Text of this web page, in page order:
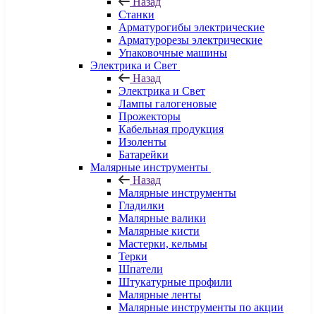
Станки
Арматурогибы электрические
Арматурорезы электрические
Упаковочные машины
Электрика и Свет
Назад
Электрика и Свет
Лампы галогеновые
Прожекторы
Кабельная продукция
Изоленты
Батарейки
Малярные инструменты
Назад
Малярные инструменты
Гладилки
Малярные валики
Малярные кисти
Мастерки, кельмы
Терки
Шпатели
Штукатурные профили
Малярные ленты
Малярные инструменты по акции